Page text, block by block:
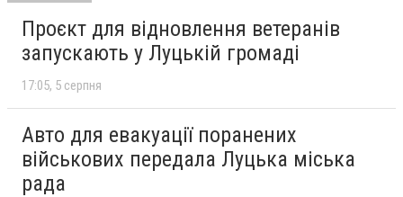
Проєкт для відновлення ветеранів
запускають у Луцькій громаді
17:05 5 серпня
Авто для евакуації поранених
військових передала Луцька міська
рада